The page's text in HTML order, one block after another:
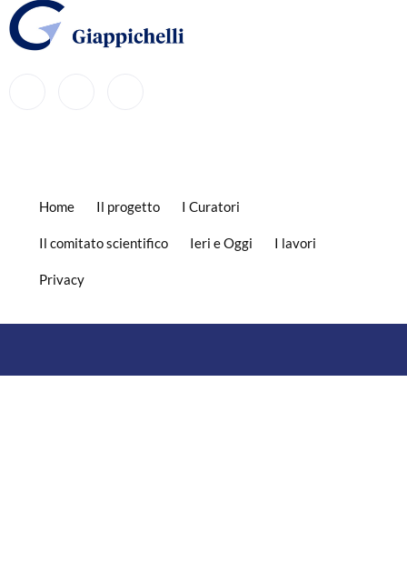
Home Il progetto I Curatori
Il comitato scientifico Ieri e Oggi I lavori
Privacy